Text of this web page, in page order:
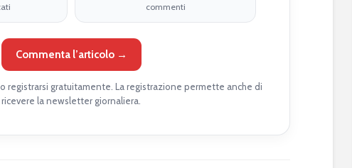
commenti
Commenta l’articolo →
registrarsi gratuitamente. La registrazione permette anche di
ricevere la newsletter giornaliera.